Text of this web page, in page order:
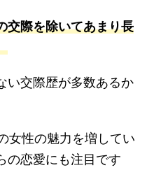
交際を除いてあまり長
い交際歴が多数あるか
女性の魅力を増してい
の恋愛にも注目です